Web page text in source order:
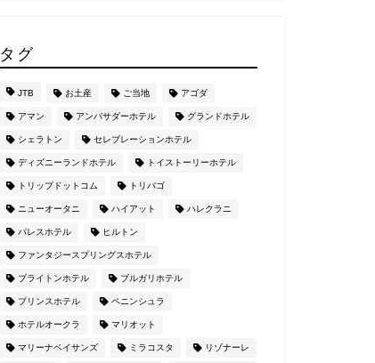
タグ
JTB お土産 ご当地 アゴダ
アマン アンバサダーホテル グランドホテル
シェラトン セレブレーションホテル
ディズニーランドホテル トイストーリーホテル
トリップドットコム トリバゴ
ニューオータニ ハイアット ハレクラニ
パレスホテル ヒルトン
ファンタジースプリングスホテル
ブライトンホテル ブルガリホテル
プリンスホテル ペニンシュラ
ホテルオークラ マリオット
マリーナベイサンズ ミラコスタ リゾナーレ